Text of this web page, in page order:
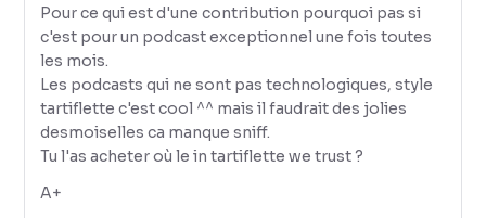
Pour ce qui est d'une contribution pourquoi pas si
c'est pour un podcast exceptionnel une fois toutes
les mois.
Les podcasts qui ne sont pas technologiques, style
tartiflette c'est cool ^^ mais il faudrait des jolies
desmoiselles ca manque sniff.
Tu l'as acheter où le in tartiflette we trust ?
A+